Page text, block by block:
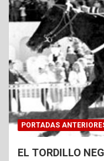
PORTADAS
EL TORDILLO